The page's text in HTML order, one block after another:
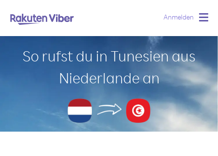
Anmelden
So rufst du in Tunesien aus
Niederlande an